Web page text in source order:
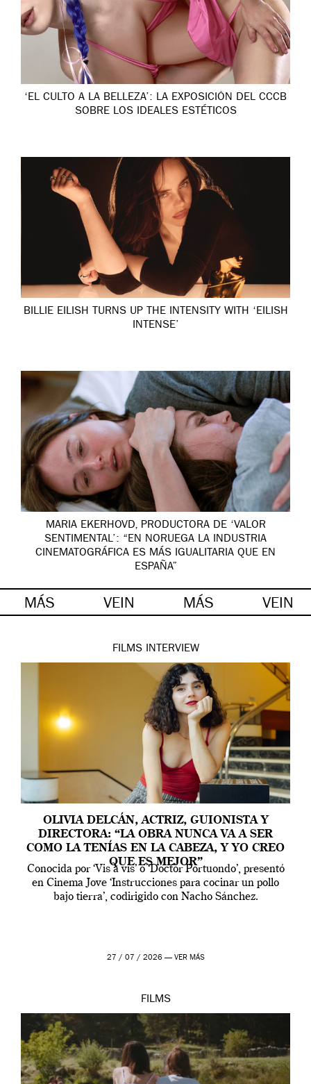
‘EL CULTO A LA BELLEZA’: LA EXPOSICIÓN DEL CCCB
SOBRE LOS IDEALES ESTÉTICOS
BILLIE EILISH TURNS UP THE INTENSITY WITH ‘EILISH
INTENSE’
MARIA EKERHOVD, PRODUCTORA DE ‘VALOR
SENTIMENTAL’: “EN NORUEGA LA INDUSTRIA
CINEMATOGRÁFICA ES MÁS IGUALITARIA QUE EN
ESPAÑA”
MÁS VEIN MÁS VEIN
FILMS INTERVIEW
OLIVIA DELCÁN, ACTRIZ, GUIONISTA Y
DIRECTORA: “LA OBRA NUNCA VA A SER
COMO LA TENÍAS EN LA CABEZA, Y YO CREO
QUE ES MEJOR”
Conocida por ‘Vis a vis’ o ‘Doctor Portuondo’, presentó
en Cinema Jove ‘Instrucciones para cocinar un pollo
bajo tierra’, codirigido con Nacho Sánchez.
27 / 07 / 2026 — VER MÁS
FILMS